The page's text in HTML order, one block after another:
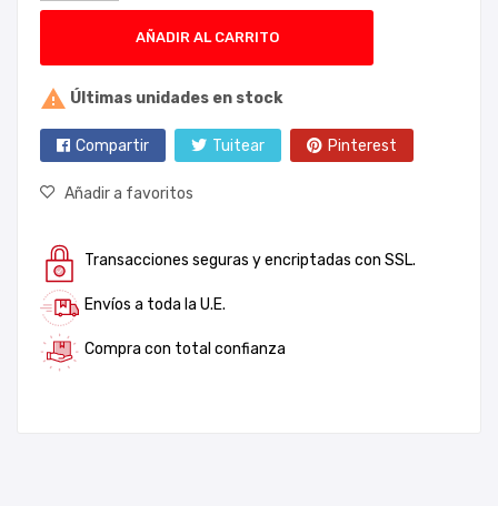
AÑADIR AL CARRITO
 Últimas unidades en stock
Compartir Tuitear Pinterest
Añadir a favoritos
Transacciones seguras y encriptadas con SSL.
Envíos a toda la U.E.
Compra con total confianza